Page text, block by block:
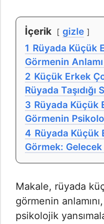
İçerik
gizle
1 Rüyada Küçük
Görmenin
2 Küçük Erkek
Rüyada Taşıdığı
3 Rüyada Küçük
Görmenin
4 Rüyada Küçük
Görmek:
Makale, rüyada
görmenin
psikolojik